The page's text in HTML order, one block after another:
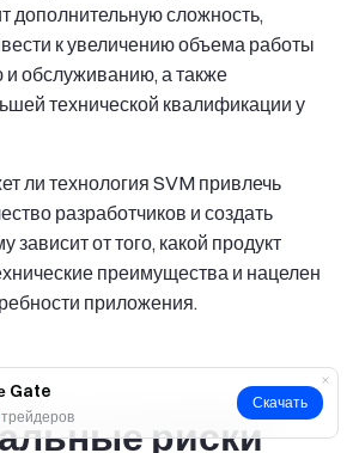
Gate
трейдеров
Скачать
дополнительную сложность,
к увеличению объема работы
обслуживанию, а также
технической квалификации у
ли технология SVM привлечь
разработчиков и создать
зависит от того, какой продукт
преимущества и нацелен
приложения.
риски